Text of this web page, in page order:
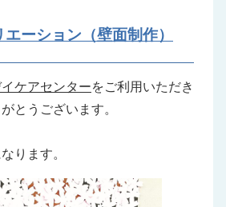
ーション（壁面制作）
ケアセンターをご利用いただき
とうございます。
ります。